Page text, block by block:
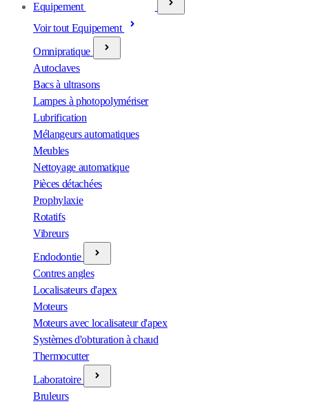
Equipement
Voir tout Equipement
Omnipratique
Autoclaves
Bacs à ultrasons
Lampes à photopolymériser
Lubrification
Mélangeurs automatiques
Meubles
Nettoyage automatique
Pièces détachées
Prophylaxie
Rotatifs
Vibreurs
Endodontie
Contres angles
Localisateurs d'apex
Moteurs
Moteurs avec localisateur d'apex
Systèmes d'obturation à chaud
Thermocutter
Laboratoire
Bruleurs